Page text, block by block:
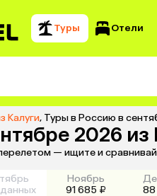
Туры Отели
Калуги, Туры в Россию в
2026 из
— ищите и
Ноябрь
91 685 ₽
88